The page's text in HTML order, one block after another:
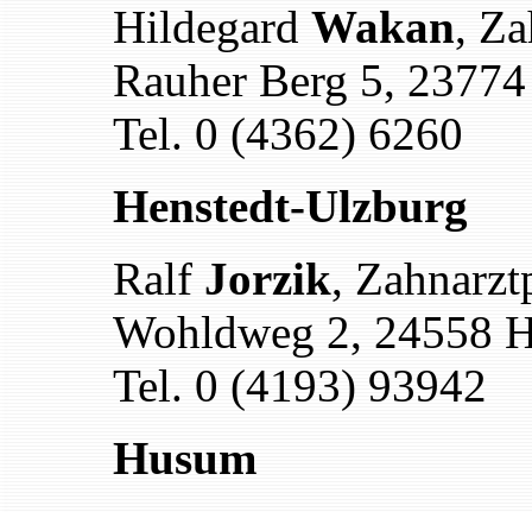
Hildegard Wakan,
Rauher Berg 5,
Tel. 0 (4362) 6260
Henstedt-Ulzburg
Ralf Jorzik,
Wohldweg 2, 24558
Tel. 0 (4193) 93942
Husum